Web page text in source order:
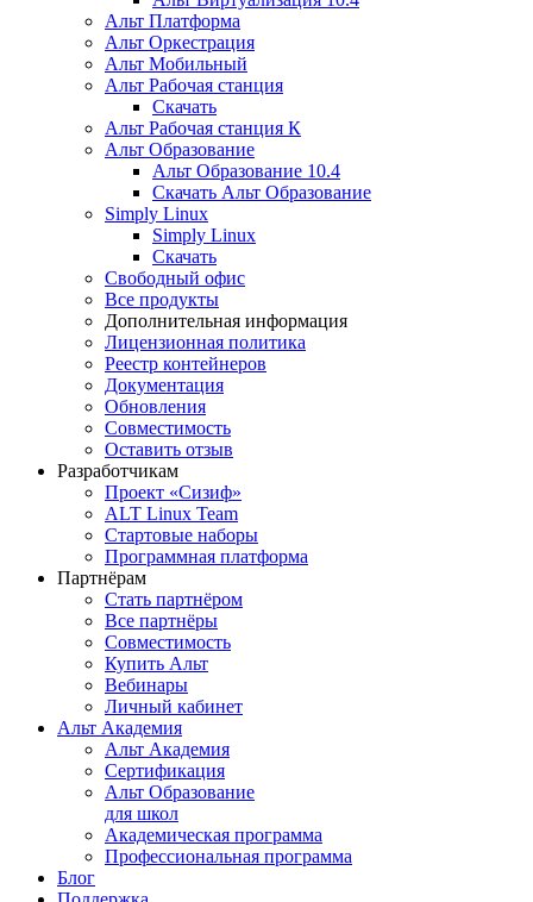
Альт Платформа
Альт Оркестрация
Альт Мобильный
Альт Рабочая станция
Скачать
Альт Рабочая станция К
Альт Образование
Альт Образование 10.4
Скачать Альт Образование
Simply Linux
Simply Linux
Скачать
Свободный офис
Все продукты
Дополнительная информация
Лицензионная политика
Реестр контейнеров
Документация
Обновления
Совместимость
Оставить отзыв
Разработчикам
Проект «Сизиф»
ALT Linux Team
Стартовые наборы
Программная платформа
Партнёрам
Стать партнёром
Все партнёры
Совместимость
Купить Альт
Вебинары
Личный кабинет
Альт Академия
Альт Академия
Сертификация
Альт Образование
для школ
Академическая программа
Профессиональная программа
Блог